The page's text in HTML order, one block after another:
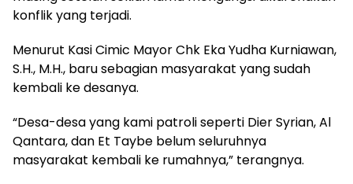
konflik yang terjadi.
Menurut Kasi Cimic Mayor Chk Eka Yudha Kurniawan,
S.H., M.H., baru sebagian masyarakat yang sudah
kembali ke desanya.
“Desa-desa yang kami patroli seperti Dier Syrian, Al
Qantara, dan Et Taybe belum seluruhnya
masyarakat kembali ke rumahnya,” terangnya.